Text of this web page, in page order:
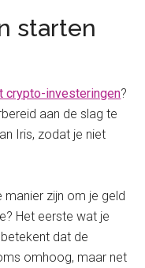
starten
crypto-investeringen?
aan de slag te
Iris, zodat je niet
zijn om je geld
Het eerste wat je
dat de
omhoog, maar net